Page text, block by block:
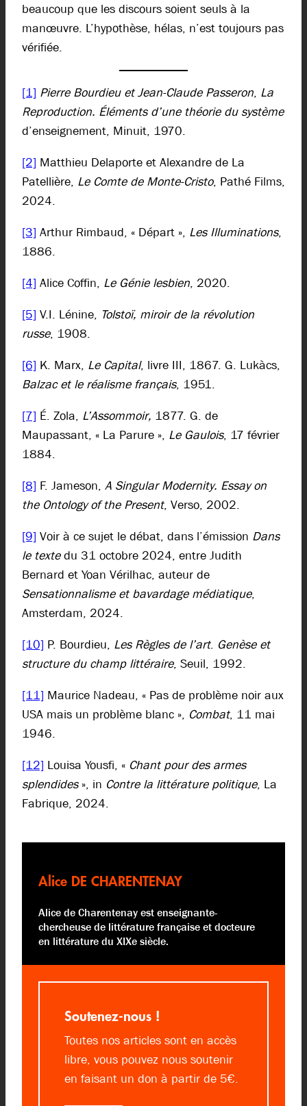
beaucoup que les discours soient seuls à la
manœuvre. L’hypothèse, hélas, n’est toujours pas
vérifiée.
[1] Pierre Bourdieu et Jean-Claude Passeron, La
Reproduction. Éléments d’une théorie du système
d’enseignement, Minuit, 1970.
[2] Matthieu Delaporte et Alexandre de La
Patellière, Le Comte de Monte-Cristo, Pathé Films,
2024.
[3] Arthur Rimbaud, « Départ », Les Illuminations,
1886.
[4] Alice Coffin, Le Génie lesbien, 2020.
[5] V.I. Lénine, Tolstoï, miroir de la révolution
russe, 1908.
[6] K. Marx, Le Capital, livre III, 1867. G. Lukàcs,
Balzac et le réalisme français, 1951.
[7] É. Zola, L’Assommoir, 1877. G. de
Maupassant, « La Parure », Le Gaulois, 17 février
1884.
[8] F. Jameson, A Singular Modernity. Essay on
the Ontology of the Present, Verso, 2002.
[9] Voir à ce sujet le débat, dans l’émission Dans
le textedu 31 octobre 2024, entre Judith
Bernard et Yoan Vérilhac, auteur de
Sensationnalisme et bavardage médiatique,
Amsterdam, 2024.
[10] P. Bourdieu, Les Règles de l’art. Genèse et
structure du champ littéraire, Seuil, 1992.
[11] Maurice Nadeau, « Pas de problème noir aux
USA mais un problème blanc », Combat, 11 mai
1946.
[12] Louisa Yousfi, « Chant pour des armes
splendides», in Contre la littérature politique, La
Fabrique, 2024.
Alice DE CHARENTENAY
Alice de Charentenay est enseignante-
chercheuse de littérature française et docteure
en littérature du XIXe siècle.
Soutenez-nous !
Toutes nos articles sont en accès
libre, vous pouvez nous soutenir
en faisant un don à partir de 5€.